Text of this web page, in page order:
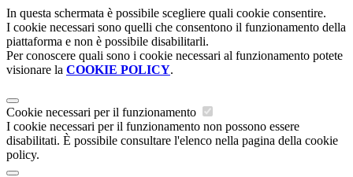
In questa schermata è possibile scegliere quali cookie consentire.
I cookie necessari sono quelli che consentono il funzionamento della
piattaforma e non è possibile disabilitarli.
Per conoscere quali sono i cookie necessari al funzionamento potete
visionare la COOKIE POLICY.
Cookie necessari per il funzionamento
I cookie necessari per il funzionamento non possono essere
disabilitati. È possibile consultare l'elenco nella pagina della cookie
policy.